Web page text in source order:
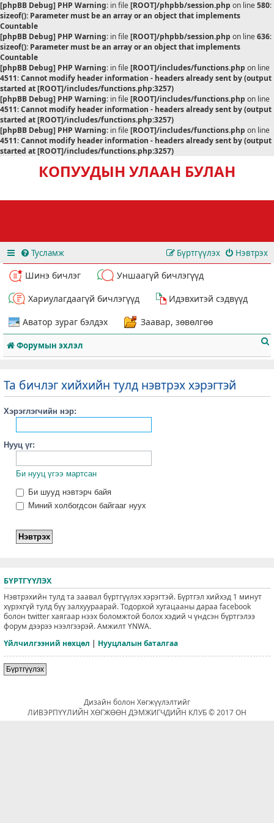
[phpBB Debug] PHP Warning: in file[ROOT]/phpbb/session.php on line580:
sizeof(): Parameter must be an array or an object that implements
Countable
[phpBB Debug] PHP Warning: in file[ROOT]/phpbb/session.php on line636:
sizeof(): Parameter must be an array or an object that implements
Countable
[phpBB Debug] PHP Warning: in file[ROOT]/includes/functions.php on line
4511:Cannot modify header information - headers already sent by (output
started at [ROOT]/includes/functions.php:3257)
[phpBB Debug] PHP Warning: in file[ROOT]/includes/functions.php on line
4511:Cannot modify header information - headers already sent by (output
started at [ROOT]/includes/functions.php:3257)
[phpBB Debug] PHP Warning: in file[ROOT]/includes/functions.php on line
4511:Cannot modify header information - headers already sent by (output
started at [ROOT]/includes/functions.php:3257)
КОПУУДЫН УЛААН БУЛАН
Тусламж Нэвтрэх
Бүртгүүлэх
Шинэ бичлэг
Уншаагүй бичлэгүүд
Хариулагдаагүй бичлэгүүд
Идэвхитэй сэдвүүд
Аватор зураг бэлдэх
Заавар, зөвөлгөө
Форумын эхлэл
Та бичлэг хийхийн тулд нэвтрэх хэрэгтэй
Хэрэглэгчийн нэр:
Нууц үг:
Би нууц үгээ мартсан
Би шууд нэвтэрч байя
Миний холбогдсон байгааг нуух
БҮРТГҮҮЛЭХ
Нэвтрэхийн тулд та заавал бүртгүүлэх хэрэгтэй. Бүртгэл хийхэд 1 минут
хүрэхгүй тулд бүү залхуураарай. Тодорхой хугацааны дараа facebook
болон twitter хаягаар нээх боломжтой болох хэдий ч үндсэн бүртгэлээ
форум дээрээ нээлгээрэй. Амжилт YNWA.
Үйлчилгээний нөхцөл | Нууцлалын баталгаа
Бүртгүүлэх
Дизайн болон Хөгжүүлэлтийг
ЛИВЭРПҮҮЛИЙН ХӨГЖӨӨН ДЭМЖИГЧДИЙН КЛУБ © 2017 ОН